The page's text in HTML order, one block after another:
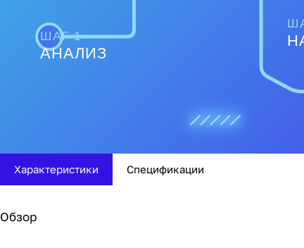
ШАГ 1
АНАЛИЗ
Характеристики Спецификации
Обзор